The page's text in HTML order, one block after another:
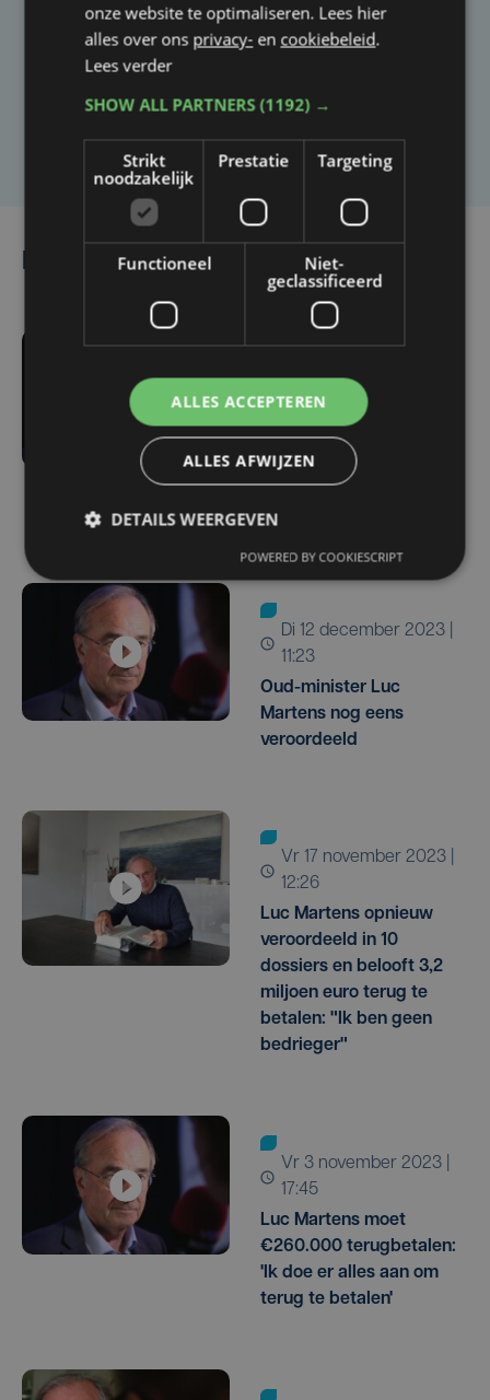
Heb je een taal- of schrijffout opgemerkt in dit
Laat het ons weten
Lees ook
vr 15 december 2023 |
14:26
Luc Martens opnieuw
veroordeeld tot
terugbetalen van grote
som geld
di 12 december 2023 |
11:23
Oud-minister Luc
Martens nog eens
veroordeeld
vr 17 november 2023 |
12:26
Luc Martens opnieuw
veroordeeld in 10
dossiers en belooft 3,2
miljoen euro terug te
betalen: "Ik ben geen
bedrieger"
vr 3 november 2023 |
17:45
Luc Martens moet
€260.000 terugbetalen:
'Ik doe er alles aan om
terug te betalen'
onze website te optimaliseren. Lees hier
alles over ons privacy- en cookiebeleid.
Lees verder
SHOW ALL PARTNERS(1192) →
Strikt
noodzakelijk
Prestatie Targeting
Functioneel
Niet-
geclassificeerd
ALLES ACCEPTEREN
ALLES AFWIJZEN
DETAILS WEERGEVEN
POWERED BY COOKIESCRIPT